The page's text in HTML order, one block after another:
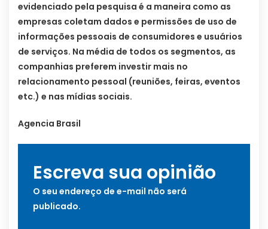
evidenciado pela pesquisa é a maneira como as
empresas coletam dados e permissões de uso de
informações pessoais de consumidores e usuários
de serviços. Na média de todos os segmentos, as
companhias preferem investir mais no
relacionamento pessoal (reuniões, feiras, eventos
etc.) e nas mídias sociais.
Agencia Brasil
Escreva sua opinião
O seu endereço de e-mail não será
publicado.